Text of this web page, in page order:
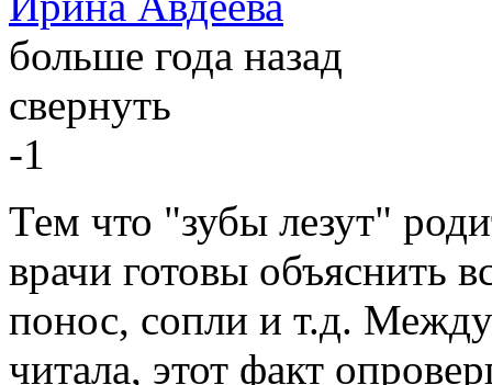
больше года назад
свернуть
-1
Тем что "зубы лезут"
врачи готовы объяснить
понос, сопли и т.д.
читала, этот факт